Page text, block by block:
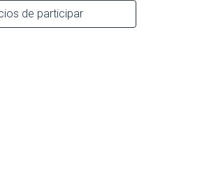
de participar